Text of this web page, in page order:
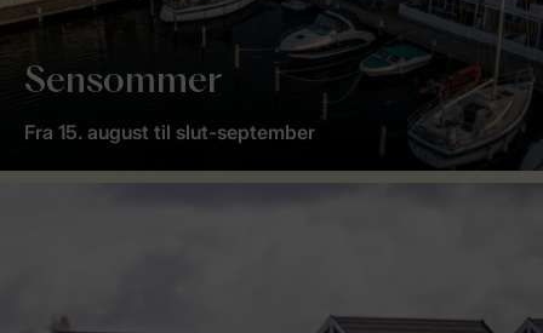
Sensommer
Fra 15. august til slut-september